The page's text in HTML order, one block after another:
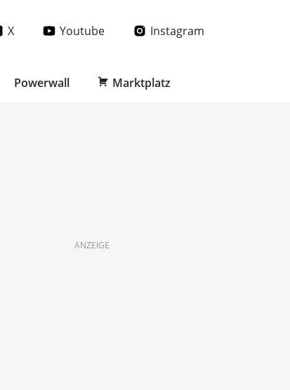
X Youtube Instagram
Powerwall Marktplatz
ANZEIGE